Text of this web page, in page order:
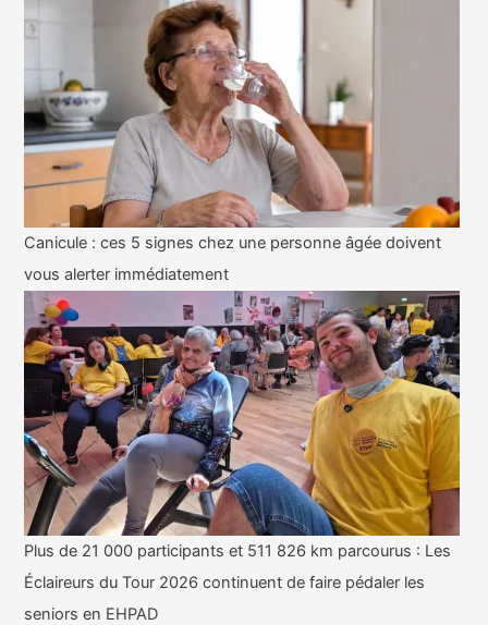
Canicule : ces 5 signes chez une personne âgée doivent
vous alerter immédiatement
Plus de 21 000 participants et 511 826 km parcourus : Les
Éclaireurs du Tour 2026 continuent de faire pédaler les
seniors en EHPAD